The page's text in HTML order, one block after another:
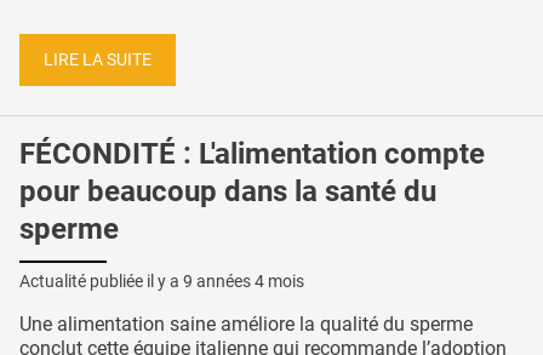
LIRE LA SUITE
FÉCONDITÉ : L'alimentation compte
pour beaucoup dans la santé du
sperme
Actualité publiée il y a 9 années 4 mois
Une alimentation saine améliore la qualité du sperme
conclut cette équipe italienne qui recommande l’adoption